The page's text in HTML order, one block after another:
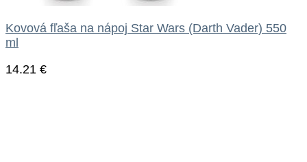
Kovová fľaša na nápoj Star Wars (Darth Vader) 550
ml
14.21 €